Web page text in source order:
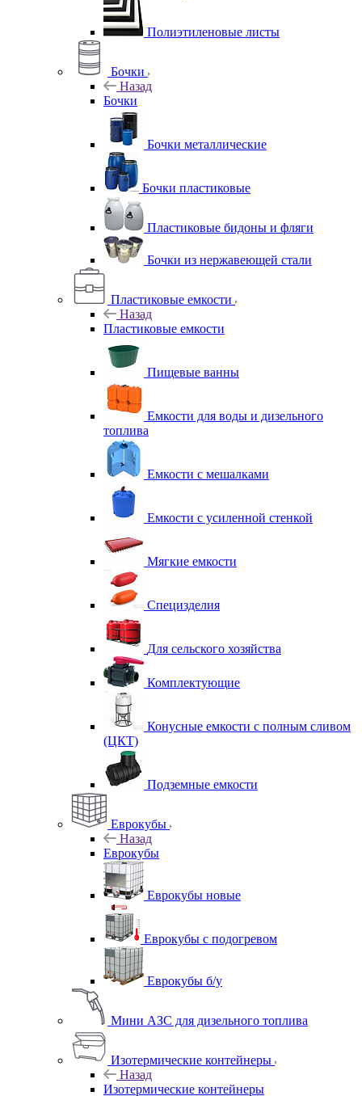
Полиэтиленовые листы
Бочки
Назад
Бочки
Бочки металлические
Бочки пластиковые
Пластиковые бидоны и фляги
Бочки из нержавеющей стали
Пластиковые емкости
Назад
Пластиковые емкости
Пищевые ванны
Емкости для воды и дизельного
топлива
Емкости с мешалками
Емкости с усиленной стенкой
Мягкие емкости
Специзделия
Для сельского хозяйства
Комплектующие
Конусные емкости с полным сливом
(ЦКТ)
Подземные емкости
Еврокубы
Назад
Еврокубы
Еврокубы новые
Еврокубы с подогревом
Еврокубы б/у
Мини АЗС для дизельного топлива
Изотермические контейнеры
Назад
Изотермические контейнеры